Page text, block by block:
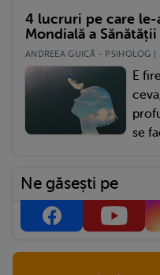
4 lucruri pe care
Mondială a
ANDREEA GUICĂ - PSIHOLOG
E
se
Ne găsești pe